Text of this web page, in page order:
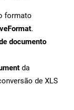
formato
.
documento
da
de XLS